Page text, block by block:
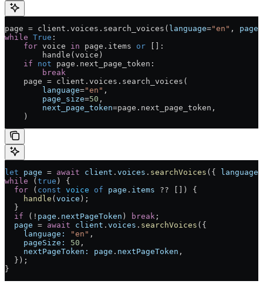
page = client.voices.search_voices( language="en" ,
while True :
    for
voice in page.items or []:
        handle(voice)
    if
not page.next_page_token:
        break
    page = client.voices.search_voices(
        language
="en" ,
        page_size
=50 ,
        next_page_token
=page.next_page_token,
    )
let page = await client . voices . searchVoices ({ language:
while (true ) {
  for
( const voice of page . items ?? []) {
    handle
(voice );
  }
  if
(! page . nextPageToken ) break ;
  page
= await client . voices . searchVoices ({
    language:
"en" ,
    pageSize:
50 ,
    nextPageToken:
page . nextPageToken ,
  });
}